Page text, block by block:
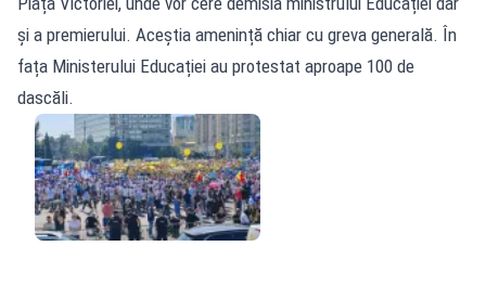
și a premierului. Aceștia amenință chiar cu greva generală. În
fața Ministerului Educației au protestat aproape 100 de
dascăli.